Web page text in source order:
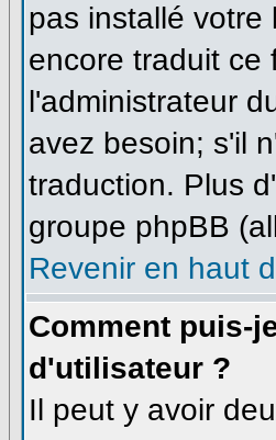
pas installé
encore traduit ce
l'administrateur
avez besoin; s'il
traduction. Plus
groupe phpBB
Revenir en haut
Comment puis-
d'utilisateur ?
Il peut y avoir